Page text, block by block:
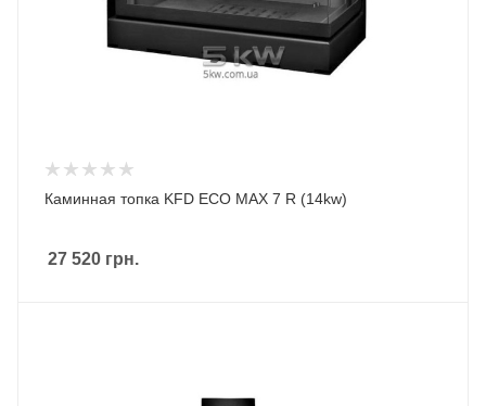
Каминная топка KFD ECO MAX 7 R (14kw)
27 520 грн.